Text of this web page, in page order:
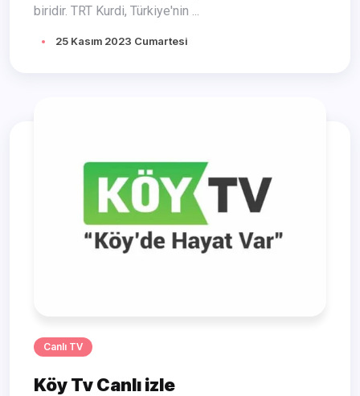
biridir. TRT Kurdi, Türkiye'nin ...
25 Kasım 2023 Cumartesi
Canlı TV
Köy Tv Canlı izle